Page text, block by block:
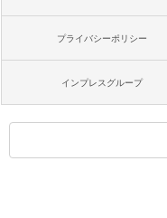
プライバシーポリシー
インプレスグループ